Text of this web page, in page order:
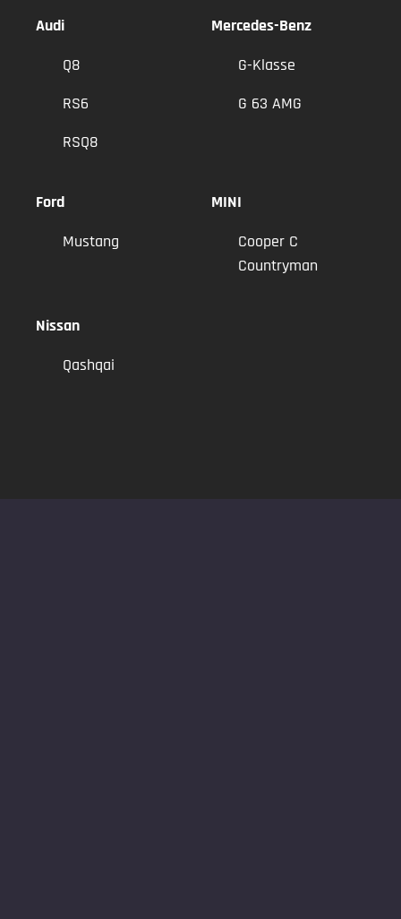
Audi
Q8
RS6
RSQ8
Mercedes-Benz
G-Klasse
G 63 AMG
Ford
Mustang
MINI
Cooper C
Countryman
Nissan
Qashqai